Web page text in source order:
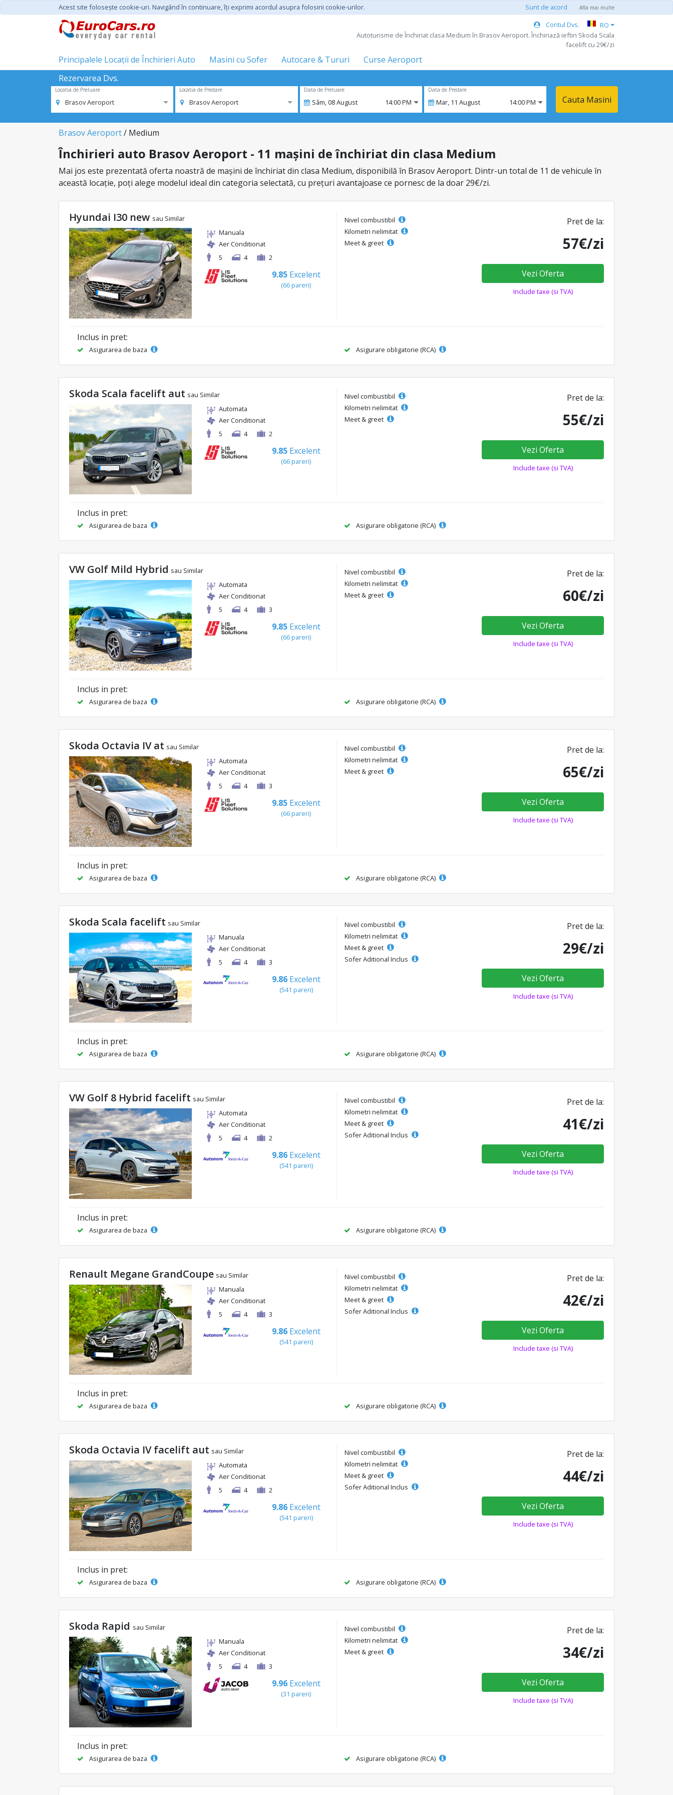
Acest site foloseşte cookie-uri. Navigând în continuare, îţi exprimi acordul asupra folosirii cookie-urilor. Sunt de acord Afla mai multe
Contul Dvs.
RO
Autoturisme de Închiriat clasa Medium în Brasov Aeroport. Închiriază ieftin Skoda Scala
facelift cu 29€/zi
Principalele Locații de Închirieri Auto Masini cu Sofer Autocare & Tururi
Curse Aeroport
Rezervarea Dvs.
Locatia de Preluare
Brasov Aeroport
Locatia de Predare
Brasov Aeroport
Data de Preluare
Sâm,08August 14:00 PM
Data de Predare
Mar, 11 August 14:00 PM Cauta Masini
Brasov Aeroport/ Medium
Închirieri auto Brasov Aeroport - 11 mașini de închiriat din clasa Medium
Mai jos este prezentată oferta noastră de mașini de închiriat din clasa Medium, disponibilă în Brasov Aeroport. Dintr-un total de 11 de vehicule în
această locație, poți alege modelul ideal din categoria selectată, cu prețuri avantajoase ce pornesc de la doar 29€/zi.
Hyundai I30 new sau Similar
Manuala
Aer Conditionat
5
4 2
9.85 Excelent
(66 pareri)
Nivel combustibil
Kilometri nelimitat
Meet & greet
Pret de la:
57€/zi
Vezi Oferta
Include taxe (si TVA)
Inclus in pret:
Asigurarea de baza Asigurare obligatorie (RCA)
Skoda Scala facelift aut sau Similar
Automata
Aer Conditionat
5
4 2
9.85 Excelent
(66 pareri)
Nivel combustibil
Kilometri nelimitat
Meet & greet
Pret de la:
55€/zi
Vezi Oferta
Include taxe (si TVA)
Inclus in pret:
Asigurarea de baza Asigurare obligatorie (RCA)
VW Golf Mild Hybrid sau Similar
Automata
Aer Conditionat
5
4 3
9.85 Excelent
(66 pareri)
Nivel combustibil
Kilometri nelimitat
Meet & greet
Pret de la:
60€/zi
Vezi Oferta
Include taxe (si TVA)
Inclus in pret:
Asigurarea de baza Asigurare obligatorie (RCA)
Skoda Octavia IV at sau Similar
Automata
Aer Conditionat
5
4 3
9.85 Excelent
(66 pareri)
Nivel combustibil
Kilometri nelimitat
Meet & greet
Pret de la:
65€/zi
Vezi Oferta
Include taxe (si TVA)
Inclus in pret:
Asigurarea de baza Asigurare obligatorie (RCA)
Skoda Scala facelift sau Similar
Manuala
Aer Conditionat
5
4 3
9.86 Excelent
(541 pareri)
Nivel combustibil
Kilometri nelimitat
Meet & greet
Sofer Aditional Inclus
Pret de la:
29€/zi
Vezi Oferta
Include taxe (si TVA)
Inclus in pret:
Asigurarea de baza Asigurare obligatorie (RCA)
VW Golf 8 Hybrid facelift sau Similar
Automata
Aer Conditionat
5
4 2
9.86 Excelent
(541 pareri)
Nivel combustibil
Kilometri nelimitat
Meet & greet
Sofer Aditional Inclus
Pret de la:
41€/zi
Vezi Oferta
Include taxe (si TVA)
Inclus in pret:
Asigurarea de baza Asigurare obligatorie (RCA)
Renault Megane GrandCoupe sau Similar
Manuala
Aer Conditionat
5
4 3
9.86 Excelent
(541 pareri)
Nivel combustibil
Kilometri nelimitat
Meet & greet
Sofer Aditional Inclus
Pret de la:
42€/zi
Vezi Oferta
Include taxe (si TVA)
Inclus in pret:
Asigurarea de baza Asigurare obligatorie (RCA)
Skoda Octavia IV facelift aut sau Similar
Automata
Aer Conditionat
5
4 2
9.86 Excelent
(541 pareri)
Nivel combustibil
Kilometri nelimitat
Meet & greet
Sofer Aditional Inclus
Pret de la:
44€/zi
Vezi Oferta
Include taxe (si TVA)
Inclus in pret:
Asigurarea de baza Asigurare obligatorie (RCA)
Skoda Rapid sau Similar
Manuala
Aer Conditionat
5
4 3
9.96 Excelent
(31 pareri)
Nivel combustibil
Kilometri nelimitat
Meet & greet
Pret de la:
34€/zi
Vezi Oferta
Include taxe (si TVA)
Inclus in pret:
Asigurarea de baza Asigurare obligatorie (RCA)